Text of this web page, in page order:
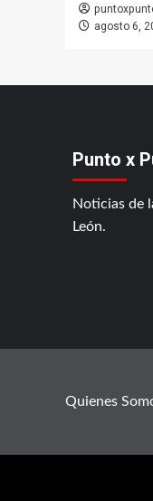
agosto 6,
Punto x
Noticias de
León.
Quienes